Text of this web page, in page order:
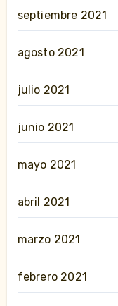
septiembre 2021
agosto 2021
julio 2021
junio 2021
mayo 2021
abril 2021
marzo 2021
febrero 2021